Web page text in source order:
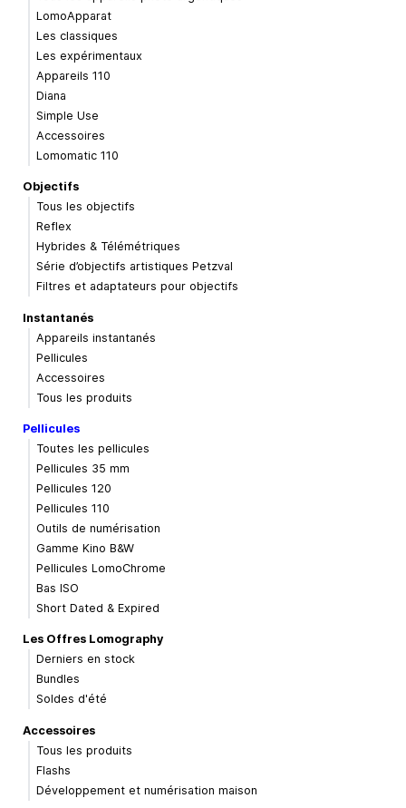
LomoApparat
Les classiques
Les expérimentaux
Appareils 110
Diana
Simple Use
Accessoires
Lomomatic 110
Objectifs
Tous les objectifs
Reflex
Hybrides & Télémétriques
Série d’objectifs artistiques Petzval
Filtres et adaptateurs pour objectifs
Instantanés
Appareils instantanés
Pellicules
Accessoires
Tous les produits
Pellicules
Toutes les pellicules
Pellicules 35 mm
Pellicules 120
Pellicules 110
Outils de numérisation
Gamme Kino B&W
Pellicules LomoChrome
Bas ISO
Short Dated & Expired
Les Offres Lomography
Derniers en stock
Bundles
Soldes d'été
Accessoires
Tous les produits
Flashs
Développement et numérisation maison